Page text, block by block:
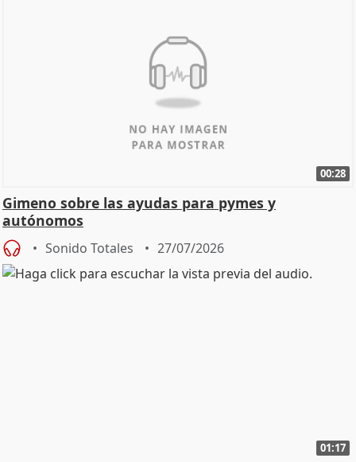
00:28
Gimeno sobre las ayudas para pymes y
autónomos
Sonido Totales 27/07/2026
01:17